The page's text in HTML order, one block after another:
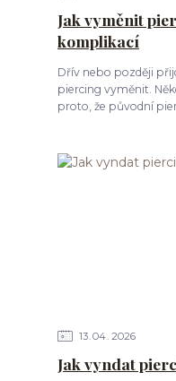
Jak vyměnit
komplikací
Dřív nebo později
piercing vyměnit.
proto, že původní
13 04 2026
Jak vyndat